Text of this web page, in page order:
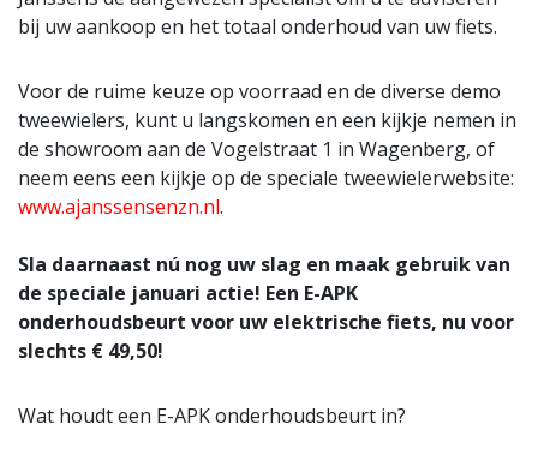
bij uw aankoop en het totaal onderhoud van uw fiets.
Voor de ruime keuze op voorraad en de diverse demo
tweewielers, kunt u langskomen en een kijkje nemen in
de showroom aan de Vogelstraat 1 in Wagenberg, of
neem eens een kijkje op de speciale tweewielerwebsite:
www.ajanssensenzn.nl.
Sla daarnaast nú nog uw slag en maak gebruik van
de speciale januari actie! Een E-APK
onderhoudsbeurt voor uw elektrische fiets, nu voor
slechts € 49,50!
Wat houdt een E-APK onderhoudsbeurt in?